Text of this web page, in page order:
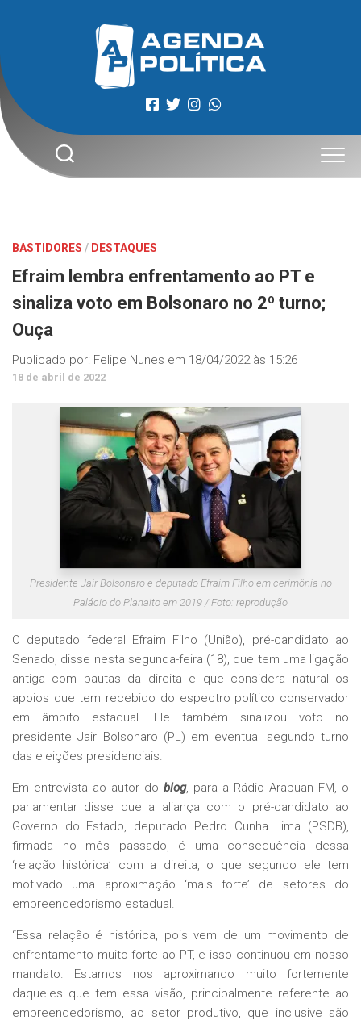
BASTIDORES / DESTAQUES
Efraim lembra enfrentamento ao PT e
sinaliza voto em Bolsonaro no 2º turno;
Ouça
Publicado por: Felipe Nunes em 18/04/2022 às 15:26
18 de abril de 2022
Presidente Jair Bolsonaro e deputado Efraim Filho em cerimônia no
Palácio do Planalto em 2019 / Foto: reprodução
O deputado federal Efraim Filho (União), pré-candidato ao
Senado, disse nesta segunda-feira (18), que tem uma ligação
antiga com pautas da direita e que considera natural os
apoios que tem recebido do espectro político conservador
em âmbito estadual. Ele também sinalizou voto no
presidente Jair Bolsonaro (PL) em eventual segundo turno
das eleições presidenciais.
Em entrevista ao autor do blog, para a Rádio Arapuan FM, o
parlamentar disse que a aliança com o pré-candidato ao
Governo do Estado, deputado Pedro Cunha Lima (PSDB),
firmada no mês passado, é uma consequência dessa
‘relação histórica’ com a direita, o que segundo ele tem
motivado uma aproximação ‘mais forte’ de setores do
empreendedorismo estadual.
“Essa relação é histórica, pois vem de um movimento de
enfrentamento muito forte ao PT, e isso continuou em nosso
mandato. Estamos nos aproximando muito fortemente
daqueles que tem essa visão, principalmente referente ao
empreendedorismo, ao setor produtivo, que inclusive são